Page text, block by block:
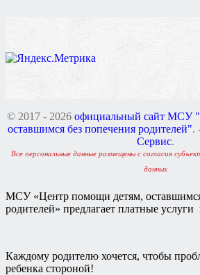
© 2017 - 2026 официальный сайт МСУ
оставшимся без попечения родителей".
Сервис.
Все персональные данные размещены с согласия
данных
МСУ «Центр помощи детям,
родителей» предлагает платные услуги
Каждому родителю хочется, чтобы
ребенка стороной!